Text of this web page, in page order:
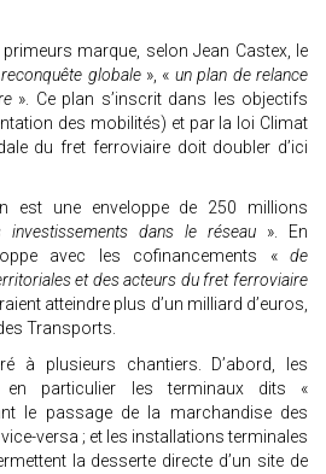
marque, selon Jean Castex, le
globale », « un plan de relance
». Ce plan s’inscrit dans les objectifs
des mobilités) et par la loi Climat
du fret ferroviaire doit doubler d’ici
est une enveloppe de 250 millions
dans le réseau ». En
avec les cofinancements «de
et des acteurs du fret ferroviaire
atteindre plus d’un milliard d’euros,
Transports.
à plusieurs chantiers. D’abord, les
en particulier les terminaux dits «
le passage de la marchandise des
versa ; et les installations terminales
la desserte directe d’un site de